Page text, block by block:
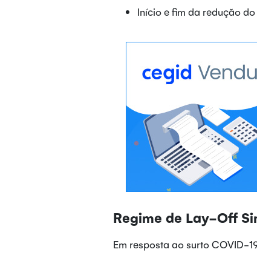
Início e fim da redução
Regime de Lay-Off
Em resposta ao surto COVID-